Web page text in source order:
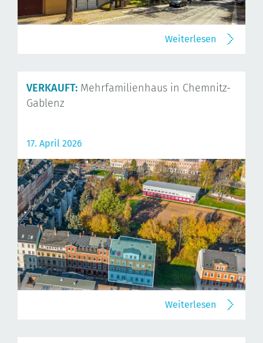
Weiterlesen
VERKAUFT: Mehrfamilienhaus in Chemnitz-
Gablenz
17. April 2026
Weiterlesen